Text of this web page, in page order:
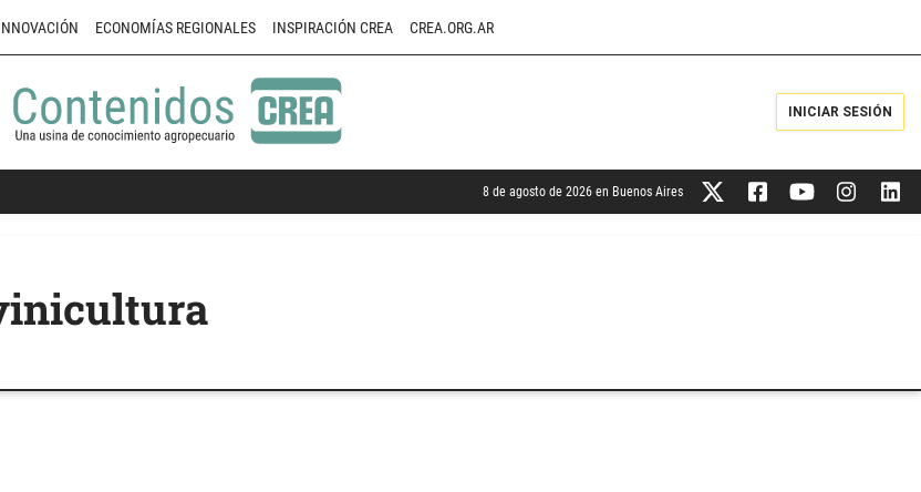
ECONOMÍAS REGIONALES INSPIRACIÓN CREA CREA.ORG.AR
INICIAR SESIÓN
8 de agosto de 2026 en Buenos Aires